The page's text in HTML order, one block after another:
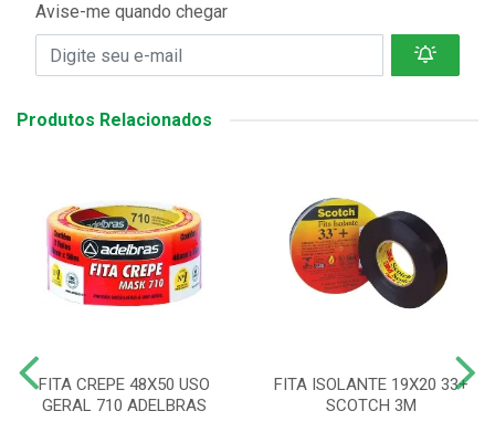
Avise-me quando chegar
Produtos Relacionados
FITA CREPE 48X50 USO
GERAL 710 ADELBRAS
FITA ISOLANTE 19X20 33+
SCOTCH 3M